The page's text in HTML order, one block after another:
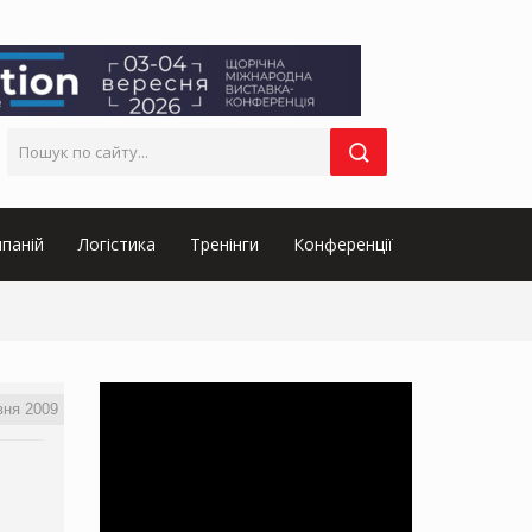
Логістика Тренінги Конференції
2009